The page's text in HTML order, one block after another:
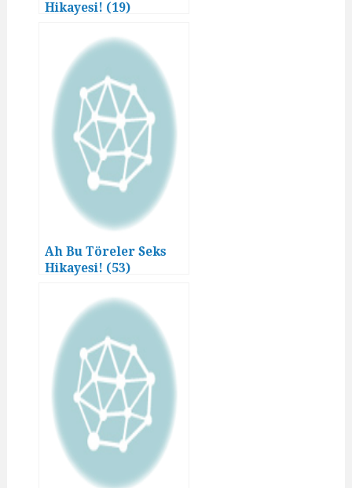
Hikayesi! (19)
Ah Bu Töreler Seks
Hikayesi! (53)